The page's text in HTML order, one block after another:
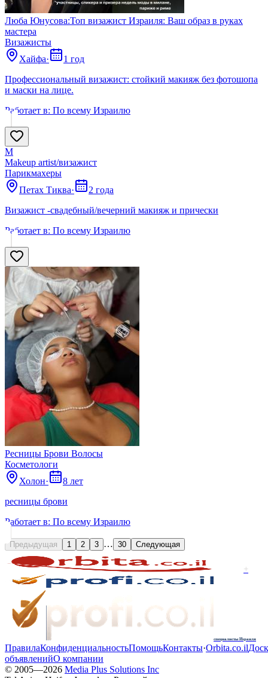
Люба Юнусова:Топ визажист Израиля: Ваш образ в руках
мастера
Визажисты
Хайфа·
1 год
Профессиональный визажист: стойкий макияж без фотошопа
и маски на лице.
Работает в: По всему Израилю
M
Makeup artist/визажист
Парикмахеры
Петах Тиква·
2 года
Визажист -свадебный/вечерний макияж и прически
Работает в: По всему Израилю
Ресницы Брови Волосы
Косметологи
Холон·
8 лет
ресницы брови
Работает в: По всему Израилю
Предыдущая 1 2 3 … 30 Следующая
+
специалисты Израиля
ПравилаКонфиденциальностьПомощьКонтакты·Orbita.co.il
объявленийО компании
© 2005—2026 Media Plus Solutions Inc